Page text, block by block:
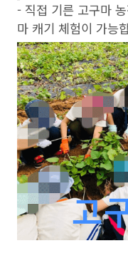
- 직접 기른 고구마
마 캐기 체험이 가능